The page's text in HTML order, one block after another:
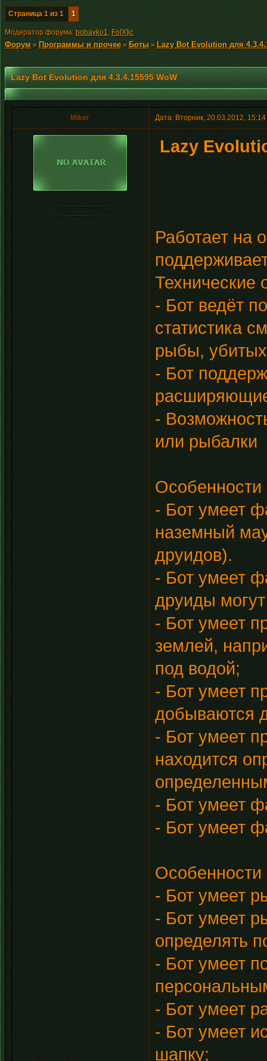
Страница 1 из 1 1
Модератор форума: bobayko1, Fo[X]ic
Форум » Программы и прочее» Боты » Lazy Bot Evolution для
Lazy Bot Evolution для 4.3.4.15595 WoW
Miker Дата: Вторник, 20.03.2012,
Lazy
Работает на
Технические
- Бот ведёт
статистика
рыбы,
- Бот
-
или рыбалки
- Бот умеет
наземный
друидов).
- Бот умеет
друиды
- Бот умеет
землей,
под водой;
- Бот умеет
добываются
- Бот умеет
находится
- Бот умеет
- Бот умеет
- Бот умеет
- Бот умеет
определять
- Бот умеет
- Бот умеет
- Бот умеет
шапку;